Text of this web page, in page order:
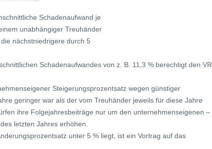
Schadenaufwand je
unabhängiger Treuhänder
nächstniedrigere durch 5
Schadenaufwandes von z. B. 11,3 % berechtigt den VR
Steigerungsprozentsatz wegen günstiger
geringer war als der vom Treuhänder jeweils für diese Jahre
ihre Folgejahresbeiträge nur um den unternehmenseigenen –
letzten Jahres erhöhen.
unter 5 % liegt, ist ein Vortrag auf das